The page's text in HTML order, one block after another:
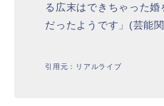
る広末はできちゃった
だったようです」(芸能
引用元：リアルライブ